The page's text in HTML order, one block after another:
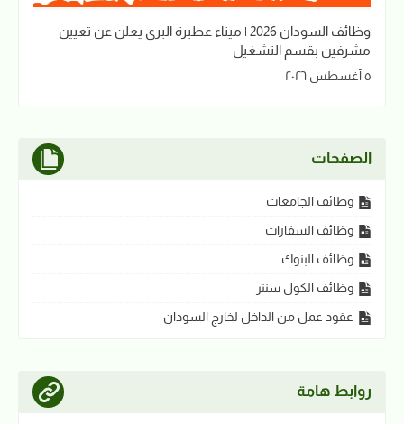
وظائف السودان 2026 | ميناء عطبرة البري يعلن عن تعيين
مشرفين بقسم التشغيل
٥ أغسطس ٢٠٢٦
الصفحات
وظائف الجامعات
وظائف السفارات
وظائف البنوك
وظائف الكول سنتر
عقود عمل من الداخل لخارج السودان
روابط هامة